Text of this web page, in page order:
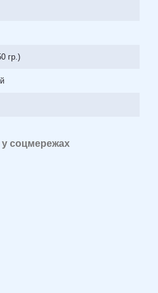
гр.)
соцмережах